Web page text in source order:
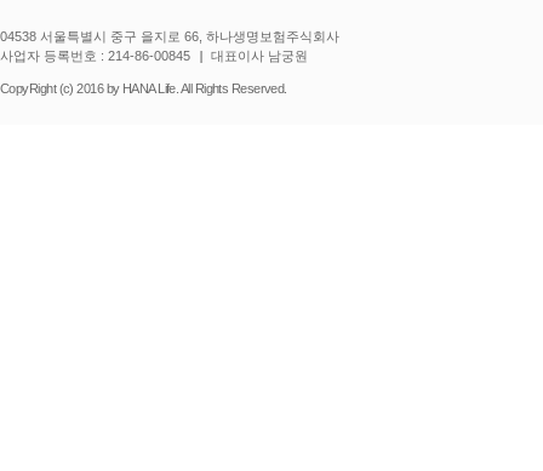
04538 서울특별시 중구 을지로 66, 하나생명보험주식회사
사업자 등록번호 : 214-86-00845
대표이사 남궁원
CopyRight (c) 2016 by HANA Life. All Rights Reserved.